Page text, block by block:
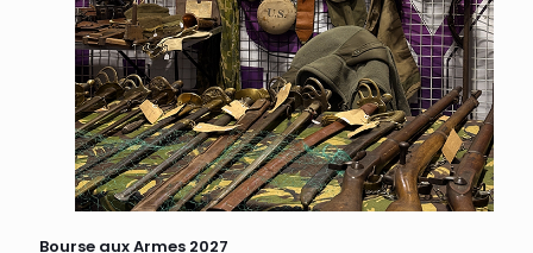
Bourse aux Armes 2027